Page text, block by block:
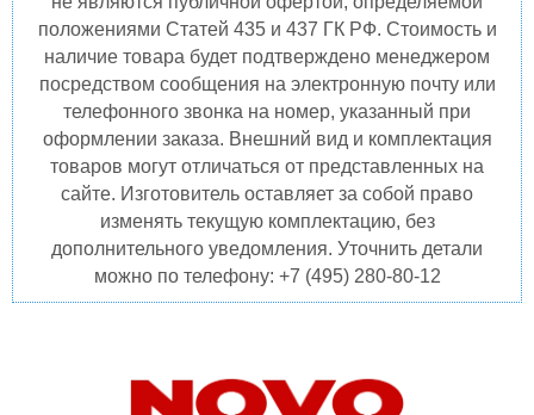
положениями Статей 435 и 437 ГК РФ. Стоимость и
наличие товара будет подтверждено менеджером
посредством сообщения на электронную почту или
телефонного звонка на номер, указанный при
оформлении заказа. Внешний вид и комплектация
товаров могут отличаться от представленных на
сайте. Изготовитель оставляет за собой право
изменять текущую комплектацию, без
дополнительного уведомления. Уточнить детали
можно по телефону: +7 (495) 280-80-12